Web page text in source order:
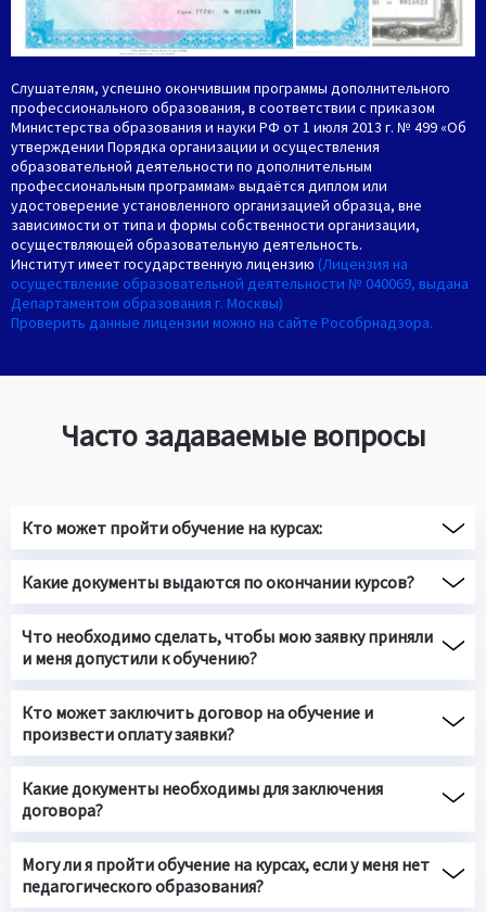
Слушателям, успешно окончившим программы дополнительного
профессионального образования, в соответствии с приказом
Министерства образования и науки РФ от 1 июля 2013 г. № 499 «Об
утверждении Порядка организации и осуществления
образовательной деятельности по дополнительным
профессиональным программам» выдаётся диплом или
удостоверение установленного организацией образца, вне
зависимости от типа и формы собственности организации,
осуществляющей образовательную деятельность.
Институт имеет государственную лицензию (Лицензия на
осуществление образовательной деятельности № 040069, выдана
Департаментом образования г. Москвы)
Проверить данные лицензии можно на сайте Рособрнадзора.
Часто задаваемые вопросы
Кто может пройти обучение на курсах:
Какие документы выдаются по окончании курсов?
Что необходимо сделать, чтобы мою заявку приняли
и меня допустили к обучению?
Кто может заключить договор на обучение и
произвести оплату заявки?
Какие документы необходимы для заключения
договора?
Могу ли я пройти обучение на курсах, если у меня нет
педагогического образования?